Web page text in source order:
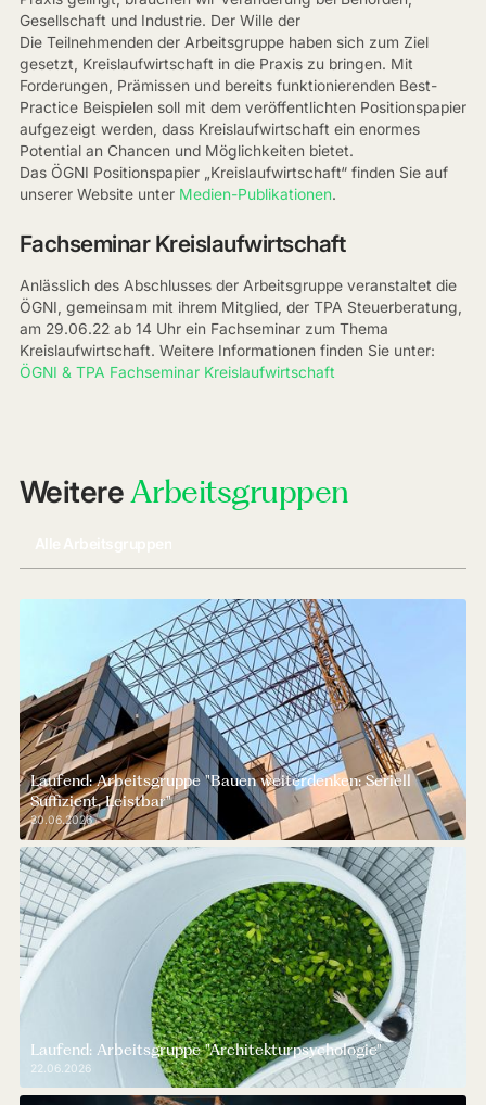
Gesellschaft und Industrie. Der Wille der
Die Teilnehmenden der Arbeitsgruppe haben sich zum Ziel
gesetzt, Kreislaufwirtschaft in die Praxis zu bringen. Mit
Forderungen, Prämissen und bereits funktionierenden Best-
Practice Beispielen soll mit dem veröffentlichten Positionspapier
aufgezeigt werden, dass Kreislaufwirtschaft ein enormes
Potential an Chancen und Möglichkeiten bietet.
Das ÖGNI Positionspapier „Kreislaufwirtschaft“ finden Sie auf
unserer Website unter Medien-Publikationen.
Fachseminar Kreislaufwirtschaft
Anlässlich des Abschlusses der Arbeitsgruppe veranstaltet die
ÖGNI, gemeinsam mit ihrem Mitglied, der TPA Steuerberatung,
am 29.06.22 ab 14 Uhr ein Fachseminar zum Thema
Kreislaufwirtschaft. Weitere Informationen finden Sie unter:
ÖGNI & TPA Fachseminar Kreislaufwirtschaft
WeitereArbeitsgruppen
Laufend: Arbeitsgruppe "Bauen weiterdenken: Seriell
Suffizient. Leistbar"
30.06.2026
Laufend: Arbeitsgruppe "Architekturpsychologie"
22.06.2026